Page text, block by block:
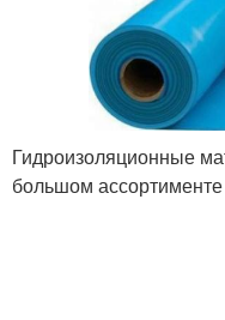
Гидроизоляционные
большом ассортименте